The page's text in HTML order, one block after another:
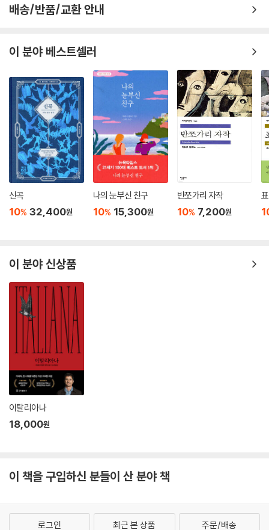
추적해가는 이 여행은, 따라서 고뇌로 뒤범벅된 세계의 초상과 끊임없이
연적인 일상의 둔중한 자극처럼 펼쳐진다. 타부키가 여기서 마주한 의뭉스
밀을 드러내려 하지 않는 스핑크스들 같다. 그는 끊임없이 바닥난 여행비
를 살피고 마지막인 듯 판돈을 걸어 다음과 같이 질문한다. 사라진 그 사람
은 어디 있습니까. 그라면 여기서 무얼 선택했겠습니까. 그는 어떤 사람이
었습니까. 이 실종된 사람을 찾는 물음과 흔적의 나열은 필연적으로 수수
께끼다. 왜냐하면 문학은, 오늘 처음 마주한 듯, 그러나 언제나 기다려온,
늘 찾아다닌 낯익은 타자로서의 ‘나’를 두고 벌이는 숨바꼭질인지 모르기
때문이다. 작가는, 더 나아가 인간 존재는, 지금 여기를 구하고 질문하는 자
다. 그리하여 어떤 이의 말마따나 돌고 도는 수레바퀴 같은 이 낡은 세상무
대에서 언제나 새것처럼 앓다가는 존재다. 이것이 타부키의 문학세계가 보
여주는 짧지만 강렬한 매력이다.
배송/반품/교환 안내
이 분야 베스트셀러
신곡
10% 32,400원
나의 눈부신 친구
10% 15,300원
반쪼가리 자작
10% 7,200원
이 분야 신상품
이탈리아나
18,000원
이 책을 구입하신 분들이 산 분야 책
로그인 최근 본 상품 주문/배송